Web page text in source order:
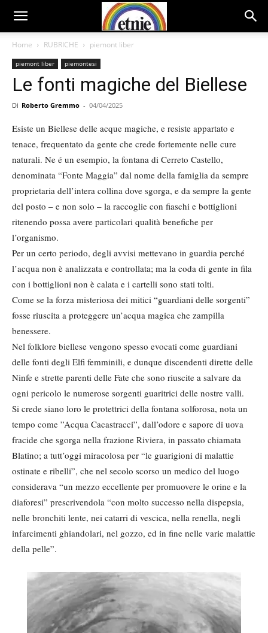
Home RUBRICHE piemont liber
piemont liber piemontesi
Le fonti magiche del Biellese
Di Roberto Gremmo - 04/04/2025
Esiste un Biellese delle acque magiche, e resiste appartato e
tenace, frequentato da gente che crede fortemente nelle cure
naturali. Ne é un esempio, la fontana di Cerreto Castello,
denominata “Fonte Maggia” dal nome della famiglia da sempre
proprietaria dell’intera collina dove sgorga, e da sempre la gente
del posto – e non solo – la raccoglie con fiaschi e bottiglioni
ritenendo possa avere particolari qualità benefiche per
l’organismo.
Per un certo periodo, degli avvisi mettevano in guardia perché
l’acqua non è analizzata e controllata; ma la coda di gente in fila
con i bottiglioni non è calata e i cartelli sono stati tolti.
Come se la forza misteriosa dei mitici “guardiani delle sorgenti”
fosse riuscita a proteggere un’acqua magica che zampilla
benessere.
Nel folklore biellese vengono spesso evocati come guardiani
delle fonti degli Elfi femminili, e dunque discendenti dirette delle
Ninfe e strette parenti delle Fate che sono riuscite a salvare da
ogni pericolo le numerose sorgenti guaritrici delle nostre valli.
Si crede siano loro le protettrici della fontana solforosa, nota un
tempo come ”Acqua Cacastracci”, dall’odore e sapore di uova
fracide che sgorga nella frazione Riviera, in passato chiamata
Blatino; a tutt’oggi miracolosa per “le guarigioni di malattie
ostinate e ribelli”, che nel secolo scorso un medico del luogo
considerava “un mezzo eccellente per promuovere le orine e la
diaforesi” prescrivendola “con molto successo nella dispepsia,
nelle bronchiti lente, nei catarri di vescica, nella renella, negli
infarcimenti ghiandolari, nel gozzo, ed in fine nelle varie malattie
della pelle”.